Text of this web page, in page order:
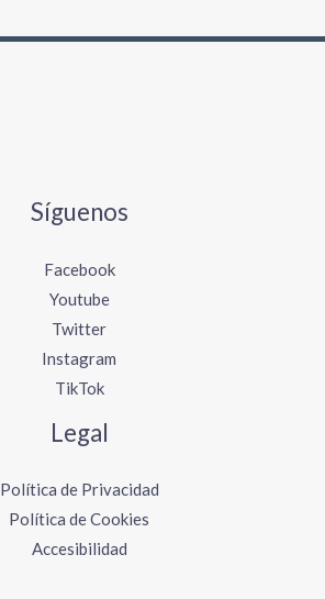
Síguenos
Facebook
Youtube
Twitter
Instagram
TikTok
Legal
Política de Privacidad
Política de Cookies
Accesibilidad